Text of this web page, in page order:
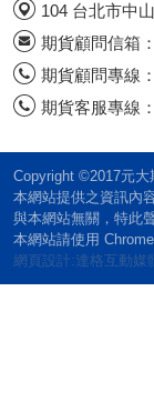
104 台北市中
期貨顧問信箱：
期貨顧問專線：
期貨客服專線：
Copyright ©2017元大
本網站提供之資訊內
與本網站無關，特此
本網站請使用
網頁設計:達格互動媒